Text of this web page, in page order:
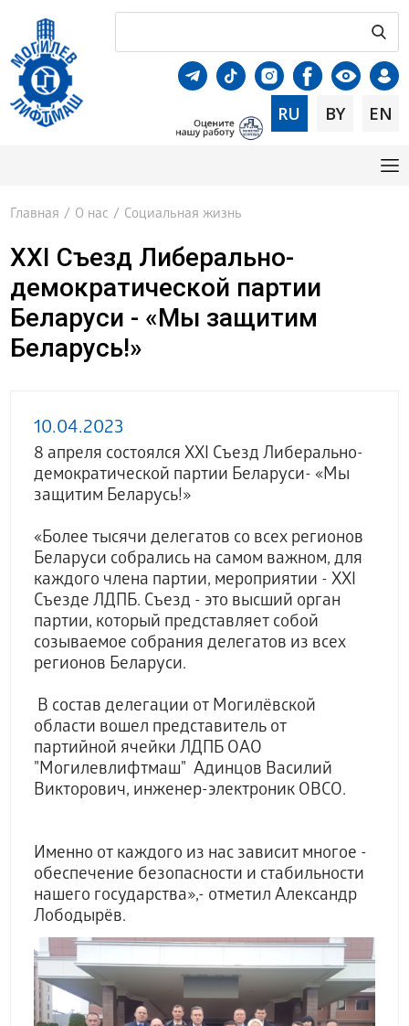
RU BY EN
Главная / О нас / Социальная жизнь
XXI Съезд Либерально-
демократической партии
Беларуси - «Мы защитим
Беларусь!»
10.04.2023
8 апреля состоялся XXI Съезд Либерально-
демократической партии Беларуси- «Мы
защитим Беларусь!»
«Более тысячи делегатов со всех регионов
Беларуси собрались на самом важном, для
каждого члена партии, мероприятии - XXI
Съезде ЛДПБ. Съезд - это высший орган
партии, который представляет собой
созываемое собрания делегатов из всех
регионов Беларуси.
В состав делегации от Могилёвской
области вошел представитель от
партийной ячейки ЛДПБ ОАО
"Могилевлифтмаш" Адинцов Василий
Викторович, инженер-электроник ОВСО.
Именно от каждого из нас зависит многое -
обеспечение безопасности и стабильности
нашего государства»,- отметил Александр
Лободырёв.